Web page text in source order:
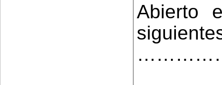
Abierto